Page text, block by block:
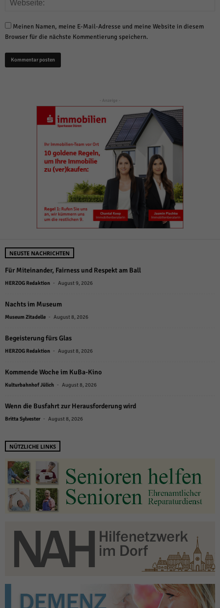
Meinen Namen, meine E-Mail-Adresse und meine Website in diesem
Browser für die nächste Kommentierung speichern.
- Anzeige -
NEUSTE NACHRICHTEN
Für Miteinander, Fairness und Respekt am Ball
HERZOG Redaktion - August 9, 2026
Nachts im Museum
Museum Zitadelle - August 8, 2026
Begeisterung fürs Glas
HERZOG Redaktion - August 8, 2026
Kommende Woche im KuBa-Kino
Kulturbahnhof Jülich - August 8, 2026
Wenn die Busfahrt zur Herausforderung wird
Britta Sylvester - August 8, 2026
NÜTZLICHE LINKS